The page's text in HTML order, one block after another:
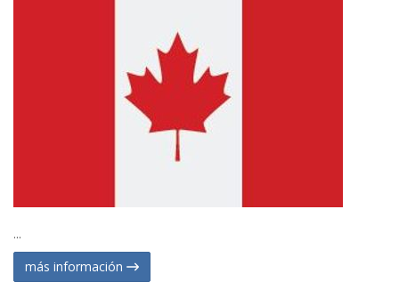
...
más información